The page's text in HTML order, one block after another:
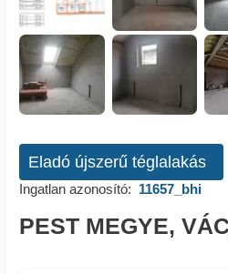
Eladó újszerű téglalakás
Ingatlan azonosító: 11657_bhi
PEST MEGYE,